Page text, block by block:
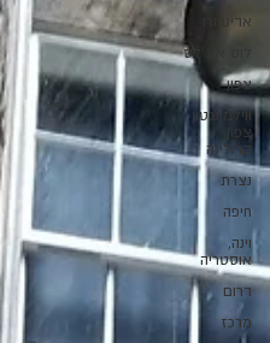
אדינבורו
לוס אנג'לס
צפון
ווילמינגטון
צפון
קרולינה
נצרת
חיפה
וינה,
אוסטריה
דרום
מרכז